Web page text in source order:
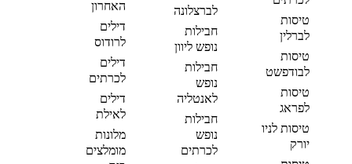
טיסות
לברלין
טיסות
לבודפשט
טיסות
לפראג
טיסות לניו
יורק
לברצלונה
חבילות
נופש ליוון
חבילות
נופש
לאנטליה
חבילות
נופש
לכרתים
האחרון
דילים
לרודוס
דילים
לכרתים
דילים
לאילת
מלונות
מומלצים